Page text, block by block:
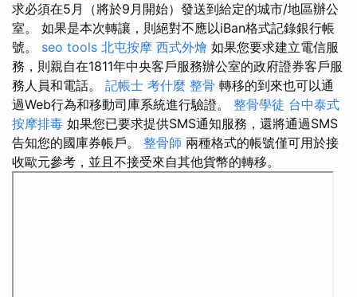
求必須在5月（將於9月開始）發送到給定的城市/地區辦公
室。 如果是本次轉讓，則絕對不應以iBan格式記錄銀行帳
號。 seo tools 北屯按摩 西式外燴 如果您要求建立電信服
務，則親自在1811年中央客戶服務辦公室的政府證券客戶服
務人員和電話。 記帳士 考什麼 整骨 轉移的到來也可以通
過Web行為和移動司庫系統進行驗證。 整骨學徒 台中泰式
按摩排毒 如果您已要求提供SMS通知服務，還將通過SMS
告知您的國庫券帳戶。 整骨師 兩種格式的帳號僅可用於接
收歐元參考，並且不接受來自其他貨幣的轉移。